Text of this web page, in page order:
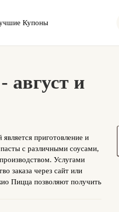
Купоны
и
приготовление и
с различными соусами,
Услугами
заказа через сайт или
Пицца позволяют получить